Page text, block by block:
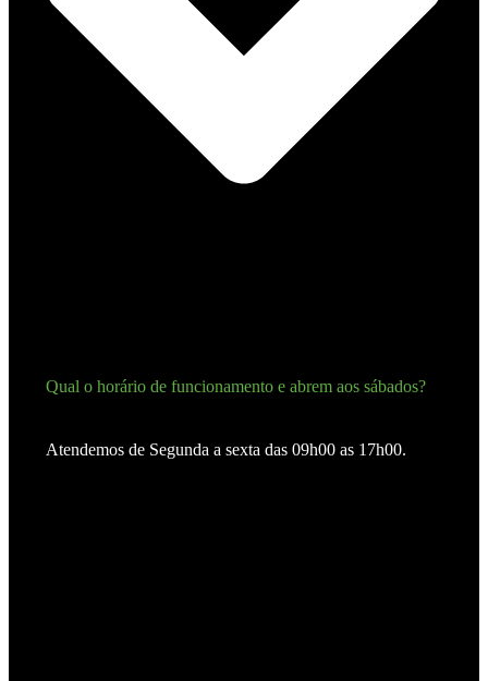
Qual o horário de funcionamento e abrem aos sábados?
Atendemos de Segunda a sexta das 09h00 as 17h00.